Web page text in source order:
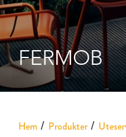
FERMOB
Hem Produkter